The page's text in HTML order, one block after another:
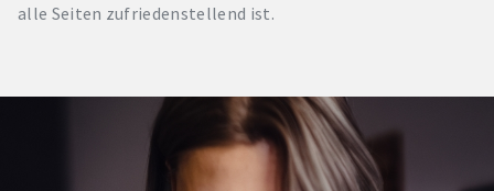
alle Seiten zufriedenstellend ist.